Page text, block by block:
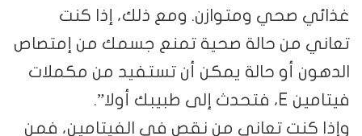
غذائي صحي ومتوازن. ومع ذلك، إذا كنت
تعاني من حالة صحية تمنع جسمك من إمتصاص
الدهون أو حالة يمكن أن تستفيد من مكملات
فيتامين E، فتحدث إلى طبيبك أولا”.
وإذا كنت تعاني من نقص في الفيتامين، فمن